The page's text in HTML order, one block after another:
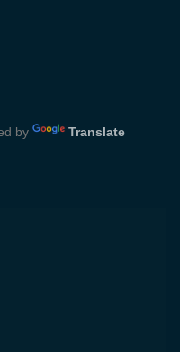
by Translate